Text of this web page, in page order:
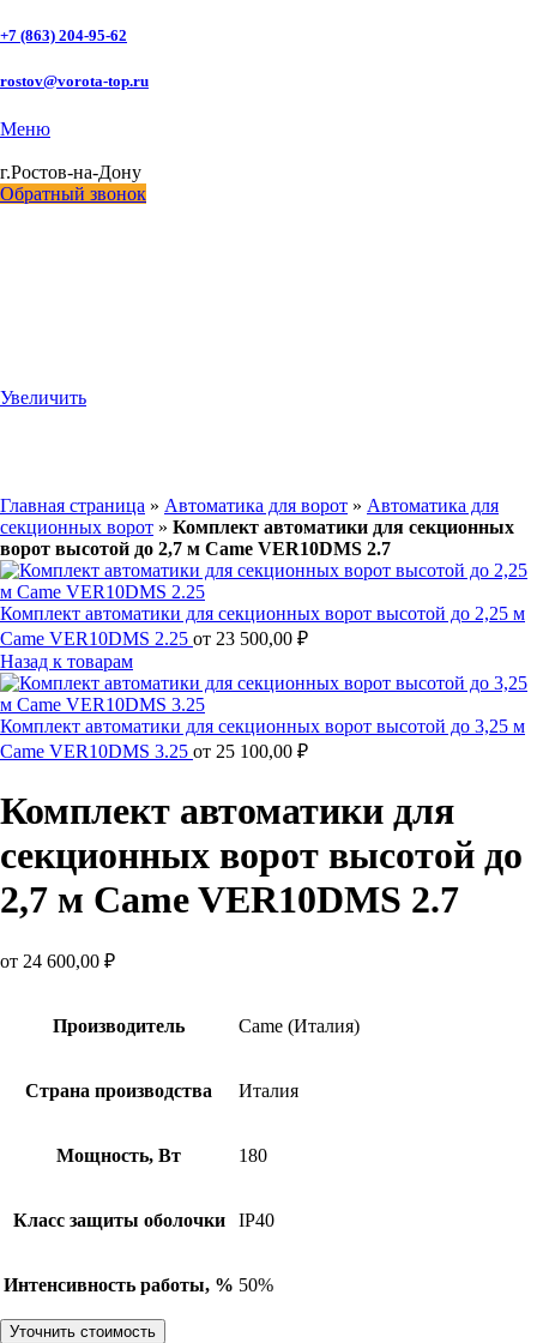
+7 (863) 204-95-62
rostov@vorota-top.ru
Меню
г.Ростов-на-Дону
Обратный звонок
Увеличить
Главная страница » Автоматика для ворот » Автоматика для
секционных ворот » Комплект автоматики для секционных
ворот высотой до 2,7 м Came VER10DMS 2.7
Комплект автоматики для секционных ворот высотой до 2,25 м
Came VER10DMS 2.25 от 23 500,00 ₽
Назад к товарам
Комплект автоматики для секционных ворот высотой до 3,25 м
Came VER10DMS 3.25 от 25 100,00 ₽
Комплект автоматики для
секционных ворот высотой до
2,7 м Came VER10DMS 2.7
от 24 600,00 ₽
Производитель Came (Италия)
Страна производства Италия
Мощность, Вт 180
Класс защиты оболочки IP40
Интенсивность работы, % 50%
Уточнить стоимость